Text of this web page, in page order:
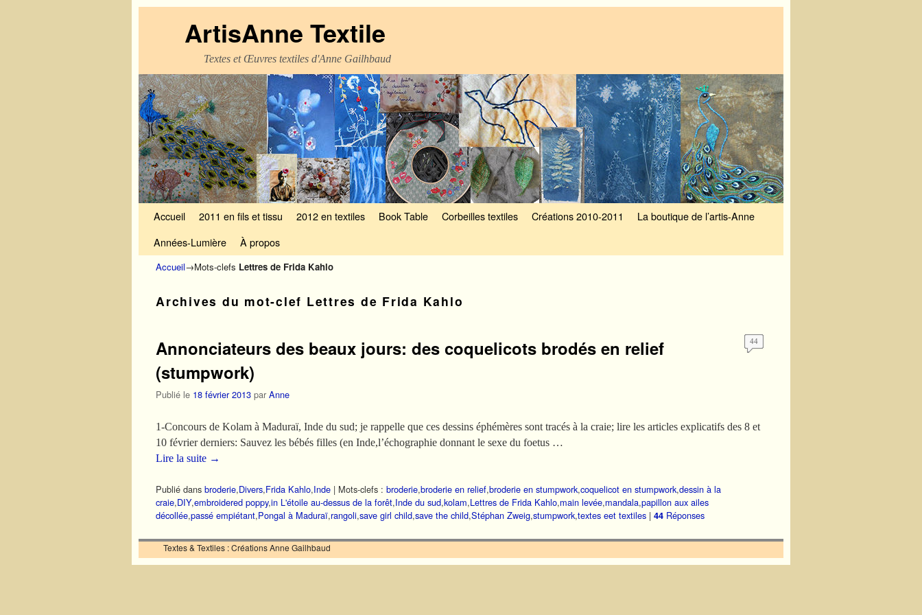
ArtisAnne Textile
Textes et Œuvres textiles d'Anne Gailhbaud
Accueil 2011 en fils et tissu 2012 en textiles Book Table Corbeilles textiles Créations 2010-2011
La boutique de l’artis-Anne
Années-Lumière
À propos
Accueil→Mots-clefs Lettres de Frida Kahlo
Archives du mot-clef Lettres de Frida Kahlo
Annonciateurs des beaux jours: des coquelicots brodés en relief
(stumpwork)
Publié le 18 février 2013 par Anne
44
1-Concours de Kolam à Maduraï, Inde du sud; je rappelle que ces dessins éphémères sont tracés à la craie; lire les articles explicatifs des 8 et
10 février derniers: Sauvez les bébés filles (en Inde,l’échographie donnant le sexe du foetus …
Lire la suite →
Publié dans broderie,Divers,Frida Kahlo,Inde | Mots-clefs : broderie,broderie en relief,broderie en stumpwork,coquelicot en stumpwork,dessin à la
craie,DIY,embroidered poppy,in L'étoile au-dessus de la forêt,Inde du sud,kolam,Lettres de Frida Kahlo,main levée,mandala,papillon aux ailes
décollée,passé empiétant,Pongal à Maduraï,rangoli,save girl child,save the child,Stéphan Zweig,stumpwork,textes eet textiles | 44 Réponses
Textes & Textiles : Créations Anne Gailhbaud